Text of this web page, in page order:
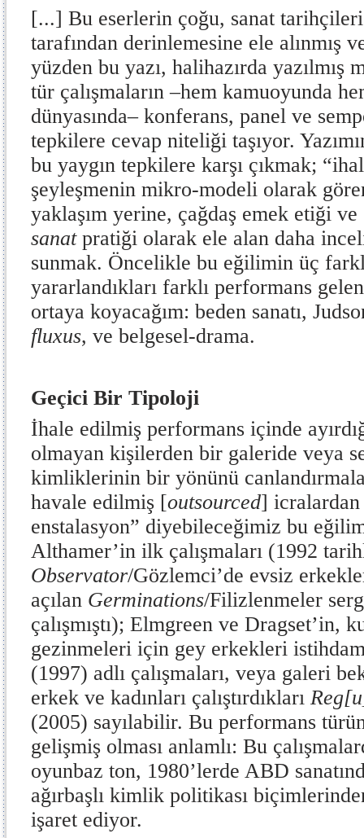
[...] Bu eserlerin çoğu, sanat
tarafından derinlemesine ele alınmış
yüzden bu yazı, halihazırda yazılmış
tür çalışmaların –hem kamuoyunda
dünyasında– konferans, panel ve
tepkilere cevap niteliği taşıyor.
bu yaygın tepkilere karşı çıkmak;
şeyleşmenin mikro-modeli olarak
yaklaşım yerine, çağdaş emek etiği
sanatpratiği olarak ele alan daha
sunmak. Öncelikle bu eğilimin üç
yararlandıkları farklı performans
ortaya koyacağım: beden sanatı,
fluxus, ve belgesel-drama.
Geçici Bir Tipoloji
İhale edilmiş performans içinde
olmayan kişilerden bir galeride veya
kimliklerinin bir yönünü
havale edilmiş [outsourced] icralardan
enstalasyon” diyebileceğimiz bu
Althamer’in ilk çalışmaları (1992
Observator/Gözlemci’de evsiz
açılan Germinations/Filizlenmeler
çalışmıştı); Elmgreen ve Dragset’in,
gezinmeleri için gey erkekleri
(1997) adlı çalışmaları, veya galeri
erkek ve kadınları çalıştırdıkları
(2005) sayılabilir. Bu performans
gelişmiş olması anlamlı: Bu
oyunbaz ton, 1980’lerde ABD
ağırbaşlı kimlik politikası
işaret ediyor.